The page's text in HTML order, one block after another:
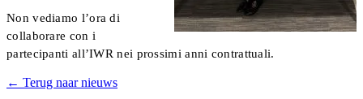
Non vediamo l’ora di
collaborare con i
partecipanti all’IWR nei prossimi anni contrattuali.
← Terug naar nieuws